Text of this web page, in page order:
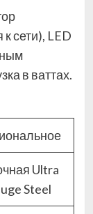
сети), LED
в ваттах.
Ultra
Steel